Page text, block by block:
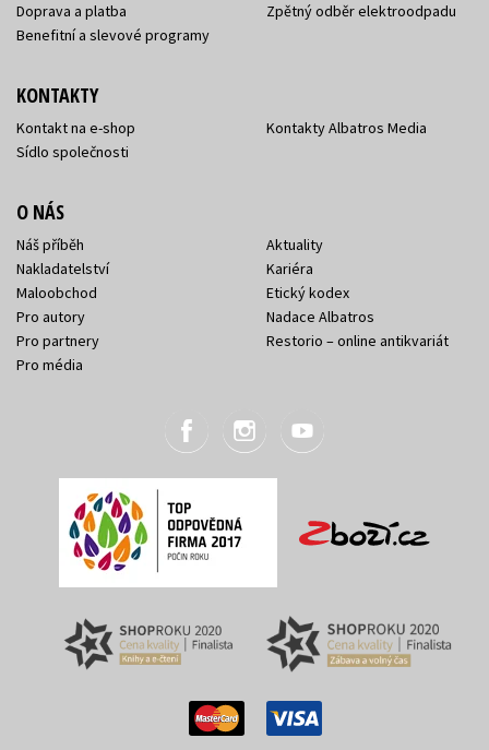
Doprava a platba
Benefitní a slevové programy
Zpětný odběr elektroodpadu
KONTAKTY
Kontakt na e-shop
Sídlo společnosti
Kontakty Albatros Media
O NÁS
Náš příběh
Nakladatelství
Maloobchod
Pro autory
Pro partnery
Pro média
Aktuality
Kariéra
Etický kodex
Nadace Albatros
Restorio – online antikvariát